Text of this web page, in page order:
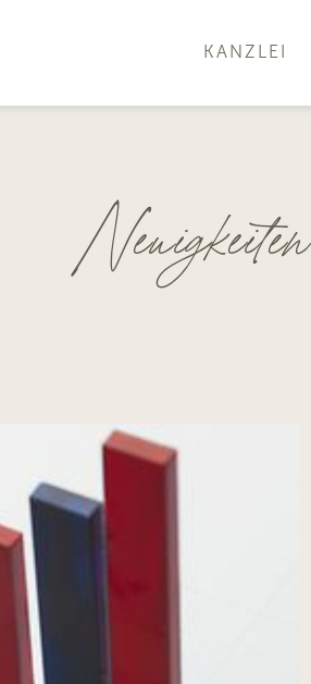
KANZLEI
Neuigkeiten